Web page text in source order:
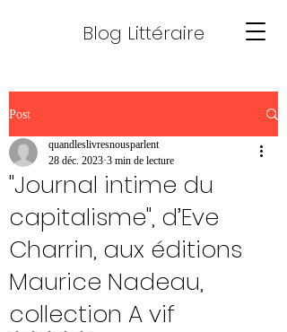
Blog Littéraire
Post
"Journal intime du
capitalisme", d’Eve
Charrin, aux éditions
Maurice Nadeau,
collection A vif
quandleslivresnousparlent
28 déc. 2023 3 min de lecture